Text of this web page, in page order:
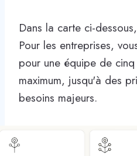
Dans la carte ci-
Pour les entreprises,
pour une équipe de
maximum, jusqu'à des
besoins majeurs.